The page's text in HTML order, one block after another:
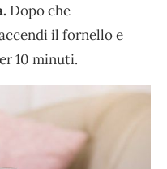
Dopo che
il fornello e
10 minuti.